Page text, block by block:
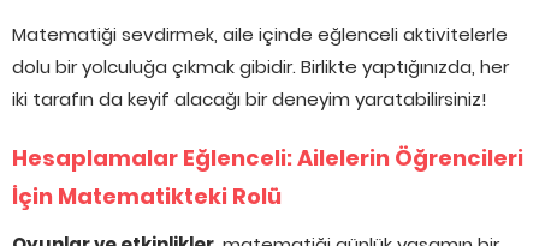
Matematiği sevdirmek, aile içinde eğlenceli aktivitelerle
dolu bir yolculuğa çıkmak gibidir. Birlikte yaptığınızda, her
iki tarafın da keyif alacağı bir deneyim yaratabilirsiniz!
Hesaplamalar Eğlenceli: Ailelerin Öğrencileri
İçin Matematikteki Rolü